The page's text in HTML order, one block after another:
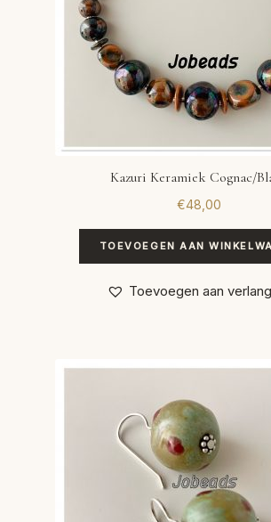
Kazuri Keramiek Cognac/
€48,00
TOEVOEGEN AAN
Toevoegen aan